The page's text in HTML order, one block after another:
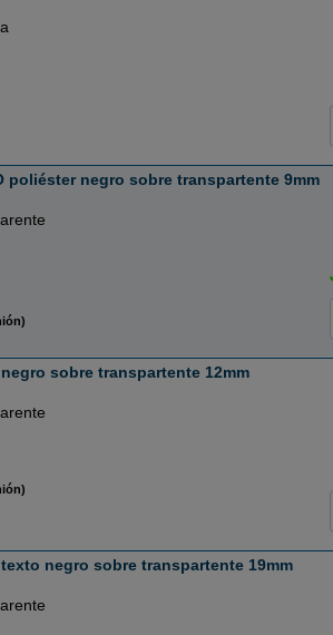
poliéster negro sobre transpartente 9mm
sobre transpartente 12mm
negro sobre transpartente 19mm